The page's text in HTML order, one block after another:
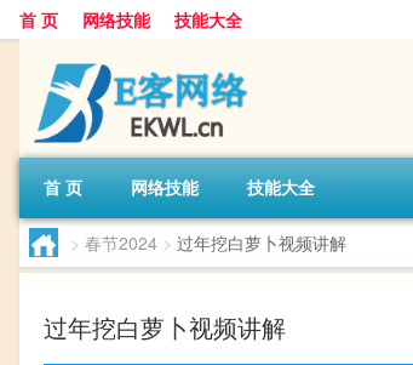
首 页 网络技能 技能大全
首 页 网络技能 技能大全
> 春节2024 > 过年挖白萝卜视频讲解
过年挖白萝卜视频讲解